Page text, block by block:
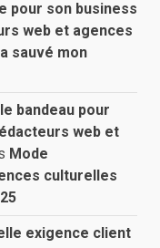
pour son business
web et agences
sauvé mon
bandeau pour
web et
Mode
culturelles
exigence client